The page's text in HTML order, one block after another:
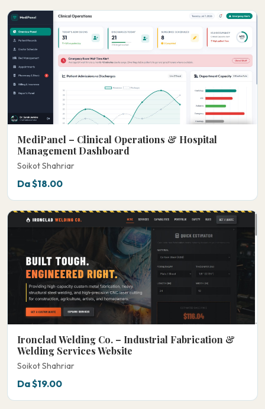
MediPanel – Clinical Operations & Hospital
Management Dashboard
Soikot Shahriar
Da $18.00
Ironclad Welding Co. – Industrial Fabrication &
Welding Services Website
Soikot Shahriar
Da $19.00